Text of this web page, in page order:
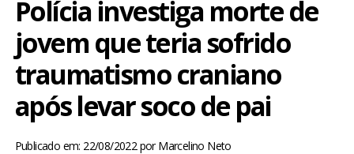
POMBAL E REGIÃO
Polícia investiga morte de
jovem que teria sofrido
traumatismo craniano
após levar soco de pai
Publicado em: 22/08/2022porMarcelino Neto